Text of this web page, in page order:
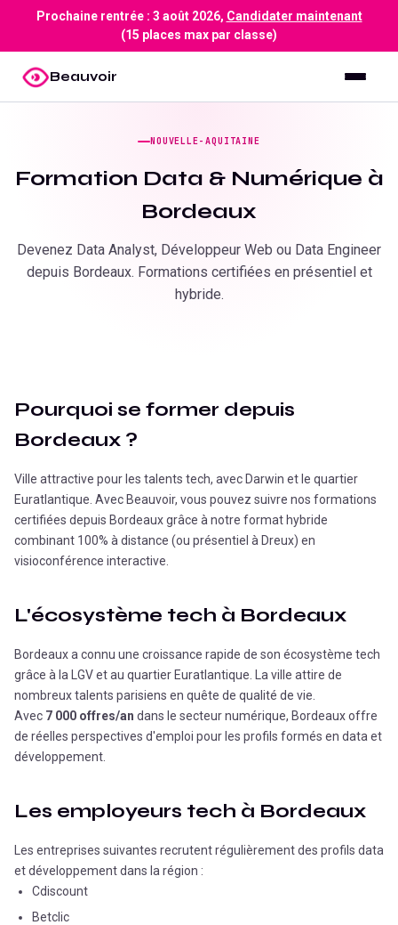
Prochaine rentrée : 3 août 2026, Candidater maintenant
(15 places max par classe)
Beauvoir
NOUVELLE-AQUITAINE
Formation Data & Numérique à
Bordeaux
Devenez Data Analyst, Développeur Web ou Data Engineer
depuis Bordeaux. Formations certifiées en présentiel et
hybride.
Pourquoi se former depuis
Bordeaux ?
Ville attractive pour les talents tech, avec Darwin et le quartier
Euratlantique. Avec Beauvoir, vous pouvez suivre nos formations
certifiées depuis Bordeauxgrâce à notre format hybride
combinant 100% à distance (ou présentiel à Dreux) en
visioconférence interactive.
L'écosystème tech à Bordeaux
Bordeaux a connu une croissance rapide de son écosystème tech
grâce à la LGV et au quartier Euratlantique. La ville attire de
nombreux talents parisiens en quête de qualité de vie.
Avec 7 000 offres/an dans le secteur numérique, Bordeauxoffre
de réelles perspectives d'emploi pour les profils formés en data et
développement.
Les employeurs tech à Bordeaux
Les entreprises suivantes recrutent régulièrement des profils data
et développement dans la région :
Cdiscount
Betclic